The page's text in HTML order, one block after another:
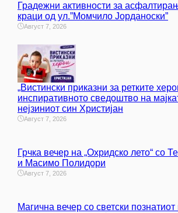
Градежни активности за
краци од ул.”Момчило Јорданоски”
Август 7, 2026
„Вистински приказни за ретките
инспиративното сведоштво на
нејзиниот син Христијан
Август 7, 2026
Грчка вечер на „Охридско лето“ со
и Масимо Полидори
Август 7, 2026
Магична вечер со светски